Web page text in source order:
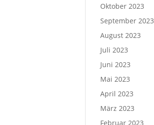
Oktober 2023
September 2023
August 2023
Juli 2023
Juni 2023
Mai 2023
April 2023
März 2023
Februar 2023